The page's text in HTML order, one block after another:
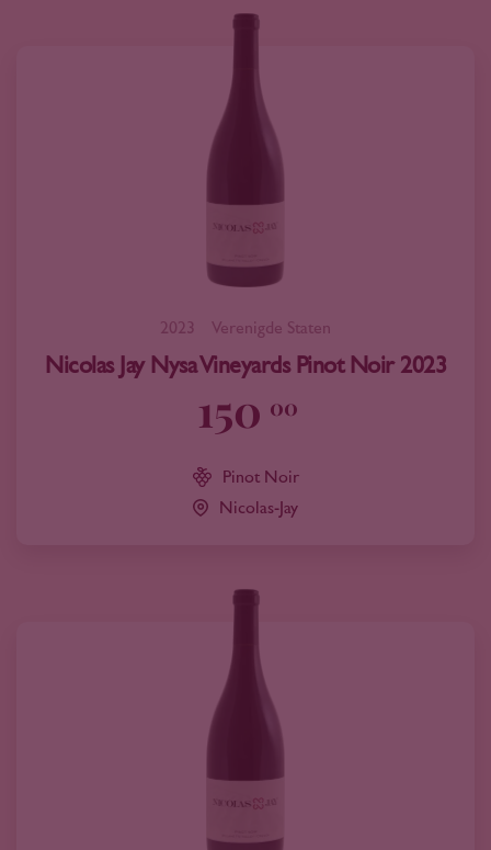
2023 Verenigde Staten
Nicolas Jay Nysa Vineyards Pinot Noir 2023
150 00
Pinot Noir
Nicolas-Jay